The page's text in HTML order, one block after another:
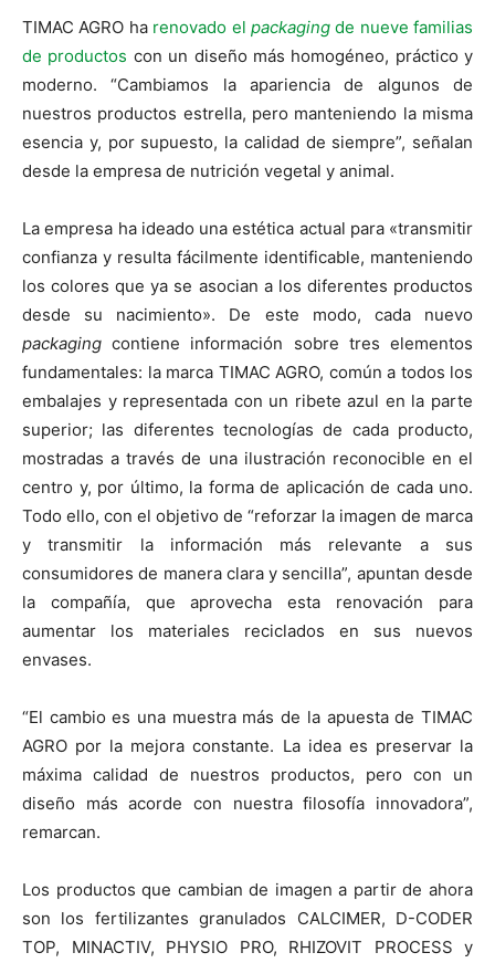
TIMAC AGRO ha renovado el packagingde nueve familias
de productos con un diseño más homogéneo, práctico y
moderno. “Cambiamos la apariencia de algunos de
nuestros productos estrella, pero manteniendo la misma
esencia y, por supuesto, la calidad de siempre”, señalan
desde la empresa de nutrición vegetal y animal.
La empresa ha ideado una estética actual para «transmitir
confianza y resulta fácilmente identificable, manteniendo
los colores que ya se asocian a los diferentes productos
desde su nacimiento». De este modo, cada nuevo
packaging contiene información sobre tres elementos
fundamentales: la marca TIMAC AGRO, común a todos los
embalajes y representada con un ribete azul en la parte
superior; las diferentes tecnologías de cada producto,
mostradas a través de una ilustración reconocible en el
centro y, por último, la forma de aplicación de cada uno.
Todo ello, con el objetivo de “reforzar la imagen de marca
y transmitir la información más relevante a sus
consumidores de manera clara y sencilla”, apuntan desde
la compañía, que aprovecha esta renovación para
aumentar los materiales reciclados en sus nuevos
envases.
“El cambio es una muestra más de la apuesta de TIMAC
AGRO por la mejora constante. La idea es preservar la
máxima calidad de nuestros productos, pero con un
diseño más acorde con nuestra filosofía innovadora”,
remarcan.
Los productos que cambian de imagen a partir de ahora
son los fertilizantes granulados CALCIMER, D-CODER
TOP, MINACTIV, PHYSIO PRO, RHIZOVIT PROCESS y